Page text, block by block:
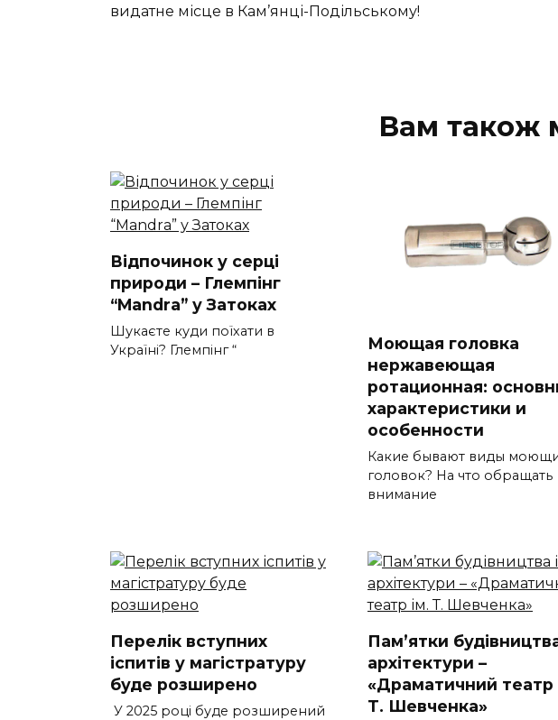
видатне місце в Кам’янці-Подільському!
Вам також
Відпочинок у серці
природи – Глемпінг
“Mandrа” у Затоках
Шукаєте куди поїхати в
Україні? Глемпінг “
Моющая головка
нержавеющая
ротационная:
характеристики и
особенности
Какие бывают виды
головок? На что обращать
внимание
Перелік вступних
іспитів у магістратуру
буде розширено
У 2025 році буде розширений
Пам’ятки
архітектури –
«Драматичний театр
Т. Шевченка»